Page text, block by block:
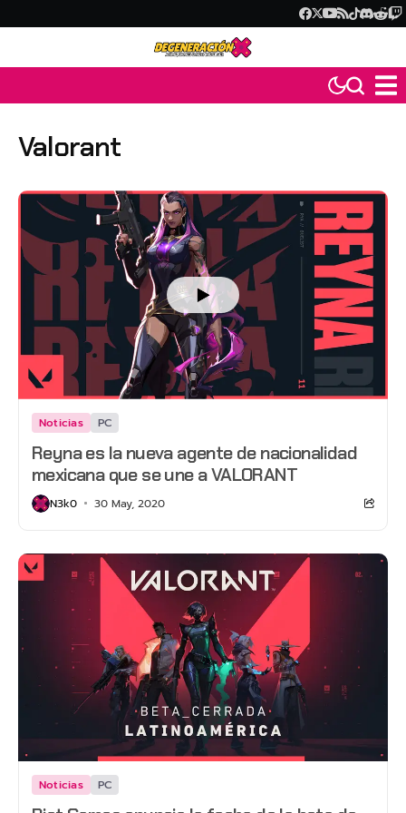
Valorant
Noticias PC
Reyna es la nueva agente de nacionalidad
mexicana que se une a VALORANT
N3k0 30 May, 2020
Noticias PC